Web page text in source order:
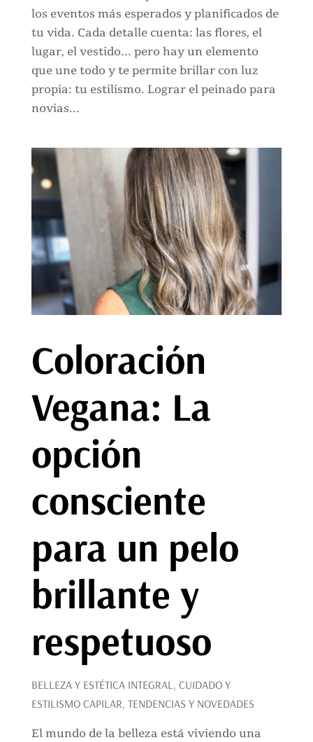
los eventos más esperados y planificados de
tu vida. Cada detalle cuenta: las flores, el
lugar, el vestido... pero hay un elemento
que une todo y te permite brillar con luz
propia: tu estilismo. Lograr el peinado para
novias...
Coloración
Vegana: La
opción
consciente
para un pelo
brillante y
respetuoso
BELLEZA Y ESTÉTICA INTEGRAL , CUIDADO Y
ESTILISMO CAPILAR, TENDENCIAS Y NOVEDADES
El mundo de la belleza está viviendo una